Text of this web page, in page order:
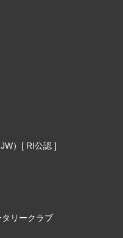
）[ RI公認 ]
リークラブ